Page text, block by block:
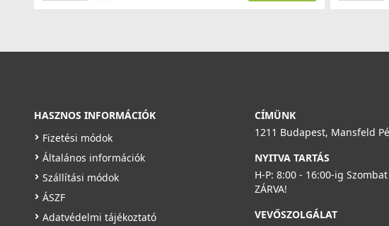
HASZNOS INFORMÁCIÓK
Fizetési módok
Általános információk
Szállítási módok
ÁSZF
Adatvédelmi tájékoztató
CÍMÜNK
1211 Budapest, Mansfeld
NYITVA TARTÁS
H-P: 8:00 - 16:00-ig
ZÁRVA!
VEVŐSZOLGÁLAT